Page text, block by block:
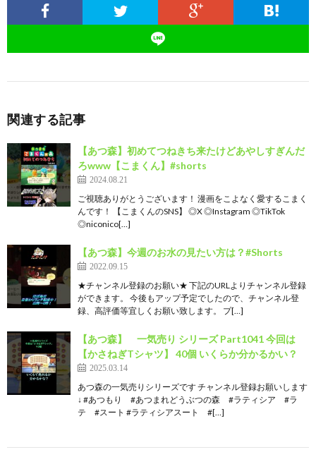
関連する記事
【あつ森】初めてつねきち来たけどあやしすぎんだ
ろwww【こまくん】#shorts
2024.08.21
ご視聴ありがとうございます！ 漫画をこよなく愛するこまく
んです！ 【こまくんのSNS】 ◎X ◎Instagram ◎TikTok
◎niconico[…]
【あつ森】今週のお水の見たい方は？#Shorts
2022.09.15
★チャンネル登録のお願い★ 下記のURLよりチャンネル登録
ができます。 今後もアップ予定でしたので、チャンネル登
録、高評価等宜しくお願い致します。 プ[…]
【あつ森】 一気売り シリーズ Part1041 今回は
【かさねぎTシャツ】 40個 いくらか分かるかい？
2025.03.14
あつ森の一気売りシリーズです チャンネル登録お願いします
↓ #あつもり #あつまれどうぶつの森 #ラティシア #ラ
テ #スート #ラティシアスート #[…]